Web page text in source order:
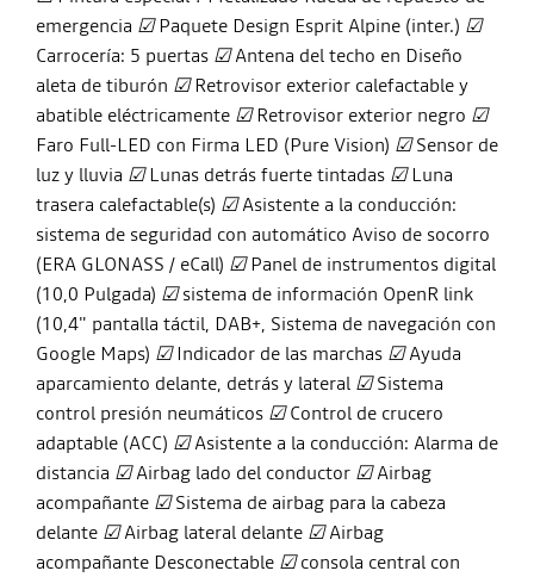
emergencia ☑Paquete Design Esprit Alpine (inter.) ☑
Carrocería: 5 puertas ☑Antena del techo en Diseño
aleta de tiburón ☑Retrovisor exterior calefactable y
abatible eléctricamente ☑Retrovisor exterior negro ☑
Faro Full-LED con Firma LED (Pure Vision) ☑Sensor de
luz y lluvia ☑Lunas detrás fuerte tintadas ☑Luna
trasera calefactable(s) ☑Asistente a la conducción:
sistema de seguridad con automático Aviso de socorro
(ERA GLONASS / eCall) ☑Panel de instrumentos digital
(10,0 Pulgada) ☑sistema de información OpenR link
(10,4" pantalla táctil, DAB+, Sistema de navegación con
Google Maps) ☑Indicador de las marchas ☑Ayuda
aparcamiento delante, detrás y lateral ☑Sistema
control presión neumáticos ☑Control de crucero
adaptable (ACC) ☑Asistente a la conducción: Alarma de
distancia ☑Airbag lado del conductor ☑Airbag
acompañante ☑Sistema de airbag para la cabeza
delante ☑Airbag lateral delante ☑Airbag
acompañante Desconectable ☑consola central con